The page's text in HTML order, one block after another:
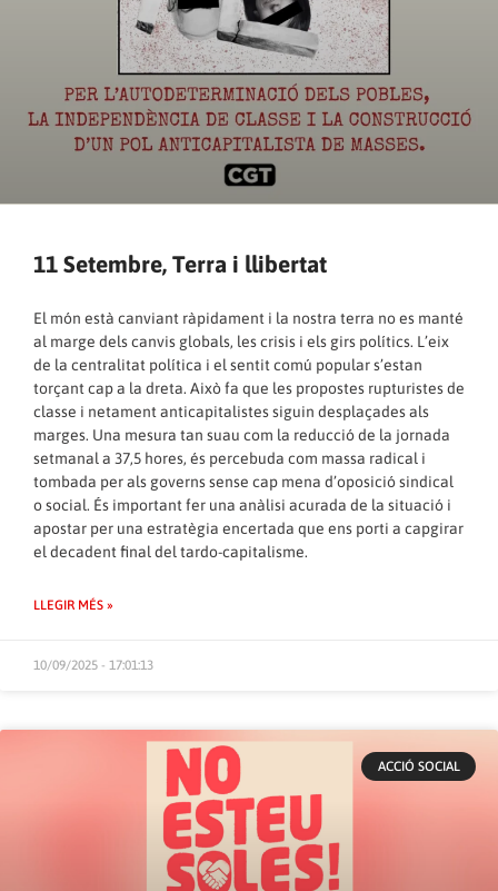
11 Setembre, Terra i llibertat
El món està canviant ràpidament i la nostra terra no es manté
al marge dels canvis globals, les crisis i els girs polítics. L’eix
de la centralitat política i el sentit comú popular s’estan
torçant cap a la dreta. Això fa que les propostes rupturistes de
classe i netament anticapitalistes siguin desplaçades als
marges. Una mesura tan suau com la reducció de la jornada
setmanal a 37,5 hores, és percebuda com massa radical i
tombada per als governs sense cap mena d’oposició sindical
o social. És important fer una anàlisi acurada de la situació i
apostar per una estratègia encertada que ens porti a capgirar
el decadent final del tardo-capitalisme.
LLEGIR MÉS »
10/09/2025 - 17:01:13
ACCIÓ SOCIAL